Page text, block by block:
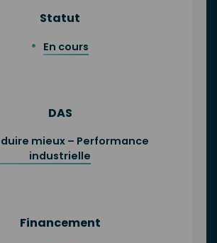
Statut
En cours
DAS
mieux – Performance
industrielle
Financement